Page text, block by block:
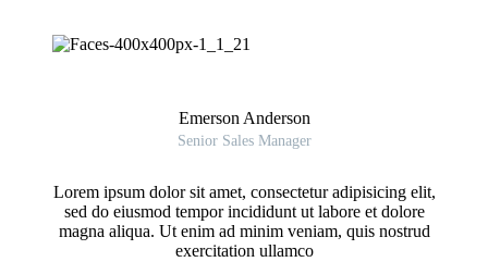
Emerson Anderson
Senior Sales Manager
Lorem ipsum dolor sit amet, consectetur adipisicing elit,
sed do eiusmod tempor incididunt ut labore et dolore
magna aliqua. Ut enim ad minim veniam, quis nostrud
exercitation ullamco